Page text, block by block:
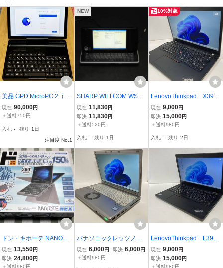
美品 GPD MicroPC 2（C
ore i3-N300）Windows 1
1搭載 小型ノートパソコ
現在 90,000円
＋送料750円
入札 - 残り 1日
注目度 No.1
NEW
SHARP WILLCOM WS01
6SH 管理:c-10
現在 11,830円
即決 11,830円
＋送料520円
入札 - 残り 1日
10%対象
LenovoThinkpad X390
Corei5 8365U メモリ１６
G /M.2 256GB/13.3型FH
D/Windows11Pro64bi/Ｗ
現在 9,000円
即決 15,000円
＋送料980円
入札 - 残り 2日
ドン・キホーテ NANOTE
NEXT 7型UMPC Pentium
J4205 8GB 64GB SSD Wi
n11JHome UMPC-03-SR
現在 13,550円
即決 24,800円
＋送料980円
パナソニックレッツノー
ト Corei5 6３００U メモ
リ８G /M.2 256GB/12.1型
現在 6,000円 即決 6,000円
＋送料980円
LenovoThinkpad L390
Corei5 8350U メモリ８G
/M.2 256GB/13.3型HD/Wi
ndows11Pro64bi/動作品
現在 9,000円
即決 15,000円
＋送料980円